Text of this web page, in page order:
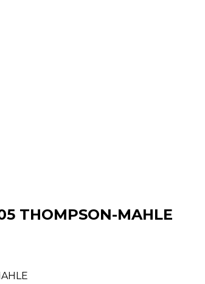
THOMPSON-MAHLE